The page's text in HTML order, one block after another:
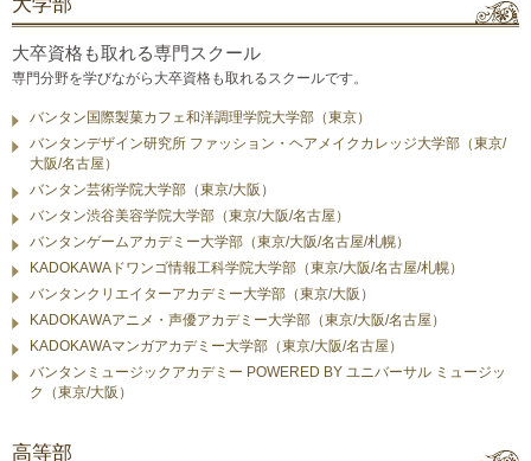
大卒資格も取れる専門スクール
専門分野を学びながら大卒資格も取れるスクールです。
バンタン国際製菓カフェ和洋調理学院大学部（東京）
バンタンデザイン研究所 ファッション・ヘアメイクカレッジ大学部（東京/
大阪/名古屋）
バンタン芸術学院大学部（東京/大阪）
バンタン渋谷美容学院大学部（東京/大阪/名古屋）
バンタンゲームアカデミー大学部（東京/大阪/名古屋/札幌）
KADOKAWAドワンゴ情報工科学院大学部（東京/大阪/名古屋/札幌）
バンタンクリエイターアカデミー大学部（東京/大阪）
KADOKAWAアニメ・声優アカデミー大学部（東京/大阪/名古屋）
KADOKAWAマンガアカデミー大学部（東京/大阪/名古屋）
バンタンミュージックアカデミー POWERED BY ユニバーサル ミュージッ
ク（東京/大阪）
高等部